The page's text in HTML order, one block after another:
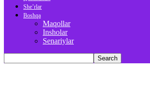
She’rlar
Boshqa
Maqollar
Insholar
Senariylar